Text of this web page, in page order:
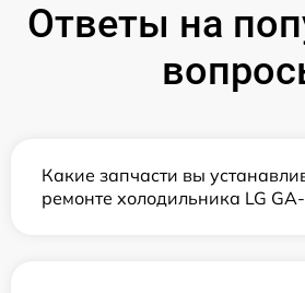
Ответы на
Какие запчасти вы
ремонте холодильника LG